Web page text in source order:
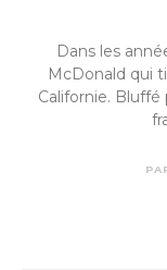
Dans les
McDonald qui
Californie.